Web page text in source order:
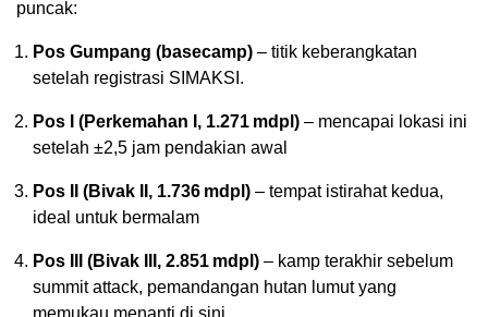
puncak:
Pos Gumpang (basecamp) – titik keberangkatan
setelah registrasi SIMAKSI.
Pos I (Perkemahan I, 1.271 mdpl) – mencapai lokasi ini
setelah ±2,5 jam pendakian awal
Pos II (Bivak II, 1.736 mdpl) – tempat istirahat kedua,
ideal untuk bermalam
Pos III (Bivak III, 2.851 mdpl) – kamp terakhir sebelum
summit attack, pemandangan hutan lumut yang
memukau menanti di sini